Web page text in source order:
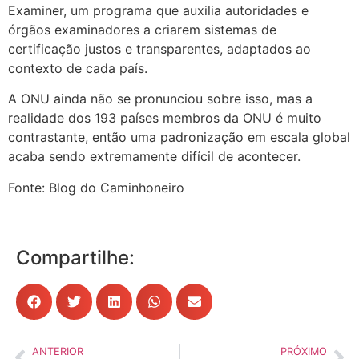
Examiner, um programa que auxilia autoridades e
órgãos examinadores a criarem sistemas de
certificação justos e transparentes, adaptados ao
contexto de cada país.
A ONU ainda não se pronunciou sobre isso, mas a
realidade dos 193 países membros da ONU é muito
contrastante, então uma padronização em escala global
acaba sendo extremamente difícil de acontecer.
Fonte: Blog do Caminhoneiro
Compartilhe:
ANTERIOR PRÓXIMO